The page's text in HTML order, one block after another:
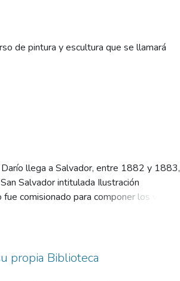
de pintura y escultura que se llamará
llega a Salvador, entre 1882 y 1883,
Salvador intitulada Ilustración
comisionado para componer los versos
de don Miguel Antonio Caro, y se inspiró
propia Biblioteca